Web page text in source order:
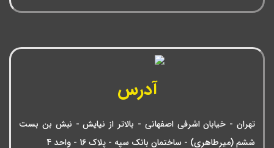
آدرس
تهران - خیابان اشرفی اصفهانی - بالاتر از نیایش - نبش بن بست
ششم (میرطاهری) - ساختمان بانک سپه - پلاک 16 - واحد 4